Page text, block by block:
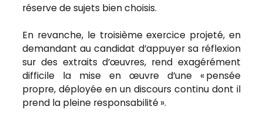
réserve de sujets bien choisis.
En revanche, le troisième exercice projeté, en
demandant au candidat d’appuyer sa réflexion
sur des extraits d’œuvres, rend exagérément
difficile la mise en œuvre d’une « pensée
propre, déployée en un discours continu dont il
prend la pleine responsabilité ».